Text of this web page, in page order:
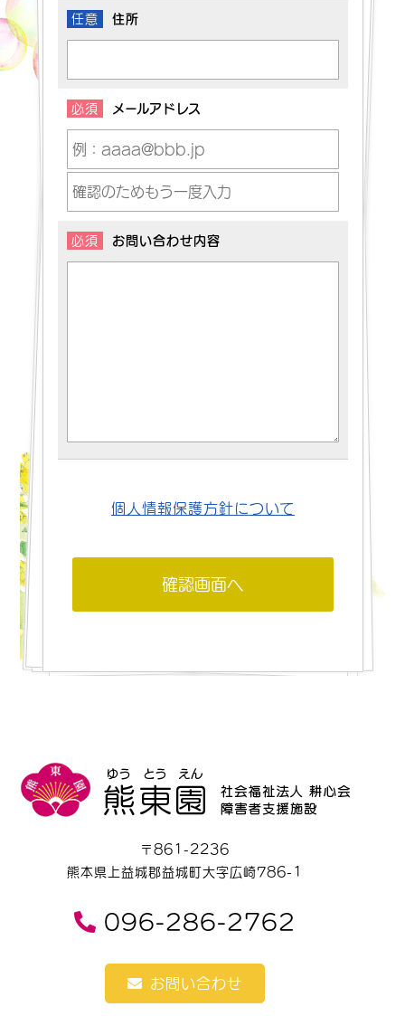
任意 住所
必須 メールアドレス
必須 お問い合わせ内容
個人情報保護方針について
〒861-2236
熊本県上益城郡益城町大字広崎786-1
096-286-2762
お問い合わせ